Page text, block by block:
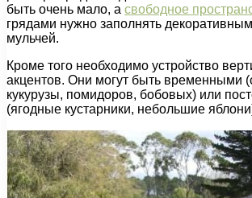
быть очень мало, а свободное
грядами нужно заполнять
мульчей.
Кроме того необходимо устройство
акцентов. Они могут быть временными
кукурузы, помидоров, бобовых) или
(ягодные кустарники, небольшие